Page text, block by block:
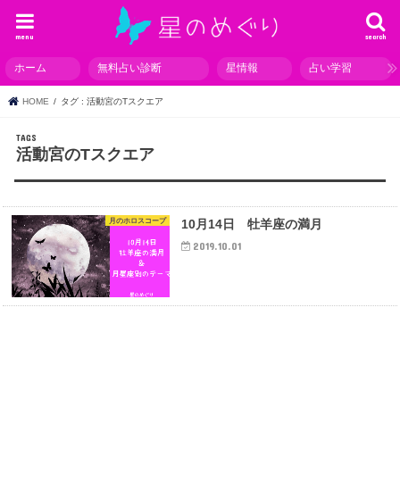
search
menu
ホーム 無料占い診断 星情報 占い学習
HOME タグ : 活動宮のTスクエア
活動宮のTスクエア
月のホロスコープ 10月14日 牡羊座の満月
2019.10.01